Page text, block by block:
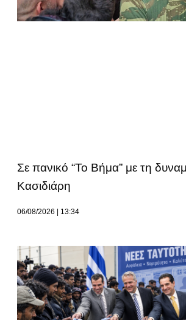
Σε πανικό “Το Βήμα” με τη
Κασιδιάρη
06/08/2026 13:34